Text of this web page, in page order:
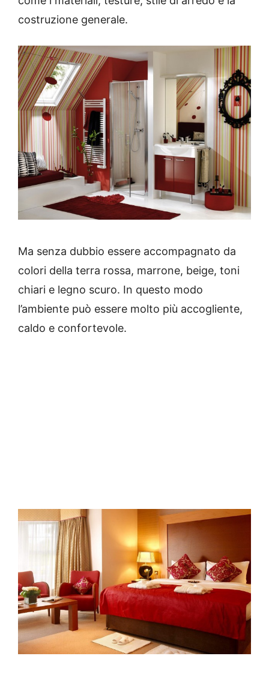
costruzione generale.
Ma senza dubbio essere accompagnato da
colori della terra rossa, marrone, beige, toni
chiari e legno scuro. In questo modo
l’ambiente può essere molto più accogliente,
caldo e confortevole.